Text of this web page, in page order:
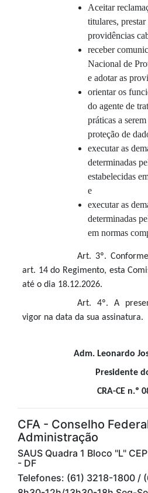
Aceitar
titulares,
providências
receber
Nacional de
e adotar as
orientar os
do agente de
práticas a
proteção de
executar as
determinadas
estabelecidas
e
executar as
determinadas
em normas
Art. 3º.
art. 14 do Regimento, esta
até o dia 18.12.2026.
Art. 4º. A
vigor na data da sua assinatura.
Adm. Leonardo
Presidente
CRA-CE n.º
CFA - Conselho
Administração
SAUS Quadra 1 Bloco "L"
- DF
Telefones: (61) 3218-1800 /